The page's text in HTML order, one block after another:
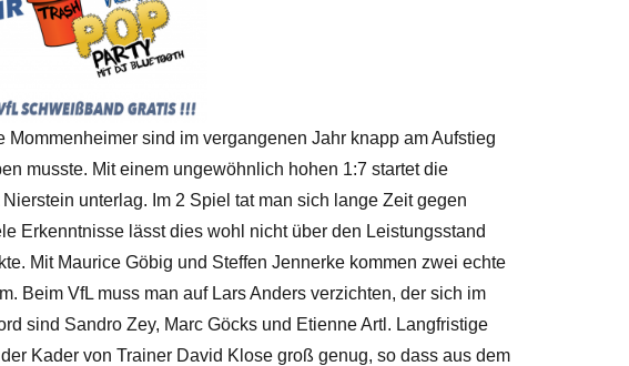
sind im vergangenen Jahr knapp am Aufstieg
musste. Mit einem ungewöhnlich hohen 1:7 startet die
unterlag. Im 2 Spiel tat man sich lange Zeit gegen
Erkenntnisse lässt dies wohl nicht über den Leistungsstand
Mit Maurice Göbig und Steffen Jennerke kommen zwei echte
Beim VfL muss man auf Lars Anders verzichten, der sich im
sind Sandro Zey, Marc Göcks und Etienne Artl. Langfristige
Kader von Trainer David Klose groß genug, so dass aus dem